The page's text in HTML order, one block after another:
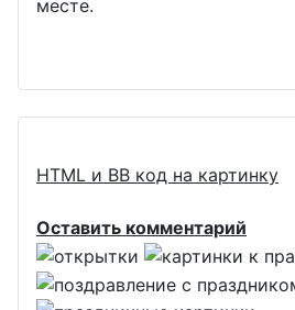
месте.
HTML и BB код на картинку
Оставить комментарий